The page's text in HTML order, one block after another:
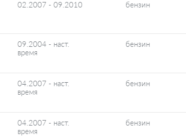
02.2007 - 09.2010 бензин
09.2004 - наст.
время
бензин
04.2007 - наст.
время
бензин
04.2007 - наст.
время
бензин